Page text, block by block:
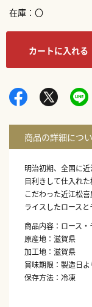
在庫 〇
カートに入れる
明治初期、全国に
目利きして仕入れ
こだわった近江松
ライスしたロースと
商品内容：ロース
原産地：滋賀県
加工地：滋賀県
賞味期限：製造日
保存方法：冷凍